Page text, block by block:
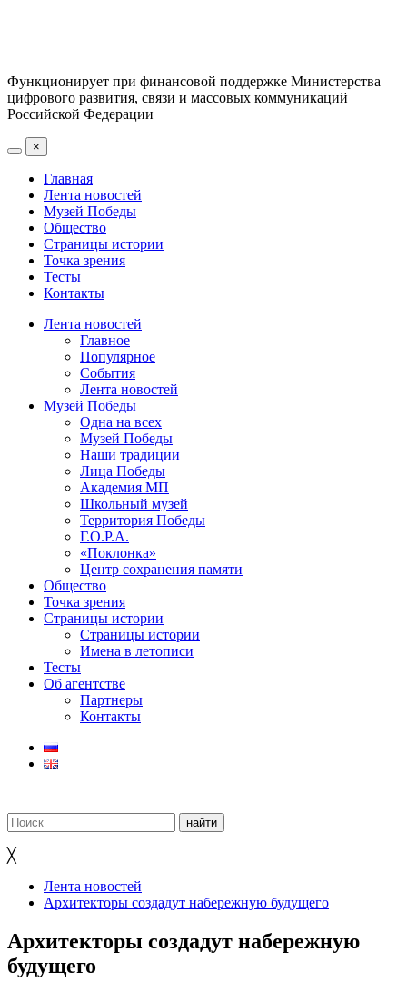
Функционирует при финансовой поддержке Министерства
цифрового развития, связи и массовых коммуникаций
Российской Федерации
×
Главная
Лента новостей
Музей Победы
Общество
Страницы истории
Точка зрения
Тесты
Контакты
Лента новостей
Главное
Популярное
События
Лента новостей
Музей Победы
Одна на всех
Музей Победы
Наши традиции
Лица Победы
Академия МП
Школьный музей
Территория Победы
Г.О.Р.А.
«Поклонка»
Центр сохранения памяти
Общество
Точка зрения
Страницы истории
Страницы истории
Имена в летописи
Тесты
Об агентстве
Партнеры
Контакты
╳
Лента новостей
Архитекторы создадут набережную будущего
Архитекторы создадут набережную
будущего